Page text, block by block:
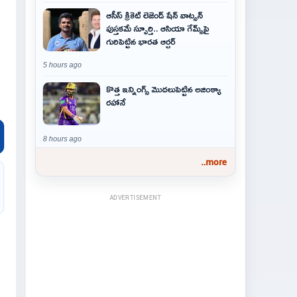
ఆసీస్ క్రికెట్ లెజెండ్ షేన్ వాట్సన్
పుస్తకమే స్ఫూర్తి.. ఆసియా గేమ్స్‌పై
గురిపెట్టిన భారత ఆర్చర్
5 hours ago
కొత్త ఇన్నింగ్స్ మొదలుపెట్టిన అజింక్యా
రహానే
8 hours ago
..more
ADVERTISEMENT